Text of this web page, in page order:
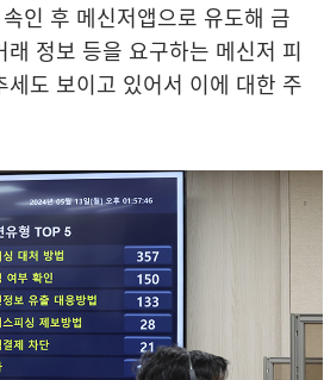
인 후 메신저앱으로 유도해 금
정보 등을 요구하는 메신저 피
도 보이고 있어서 이에 대한 주